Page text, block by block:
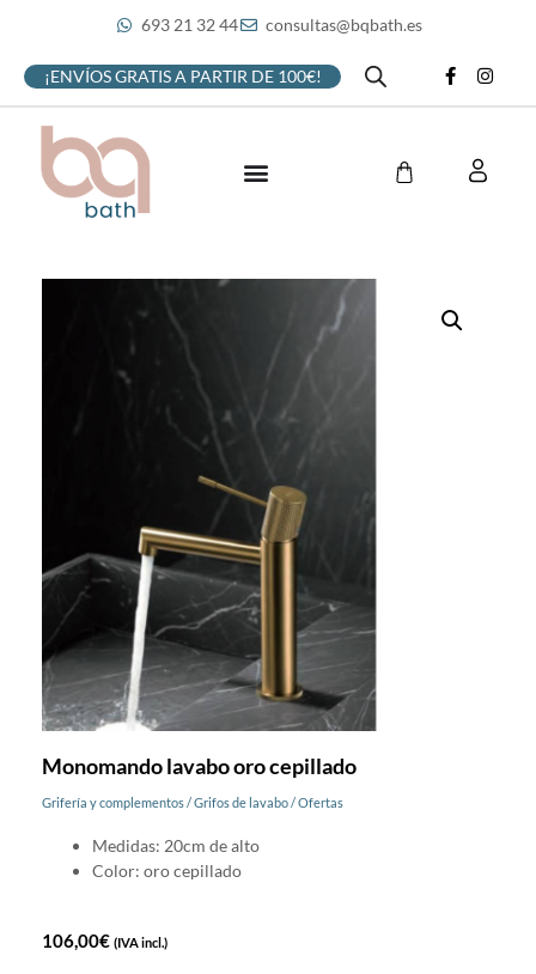
693 21 32 44 consultas@bqbath.es
¡ENVÍOS GRATIS A PARTIR DE 100€!
Monomando lavabo oro cepillado
Grifería y complementos /Grifos de lavabo /Ofertas
Medidas: 20cm de alto
Color: oro cepillado
106,00€ (IVA incl.)